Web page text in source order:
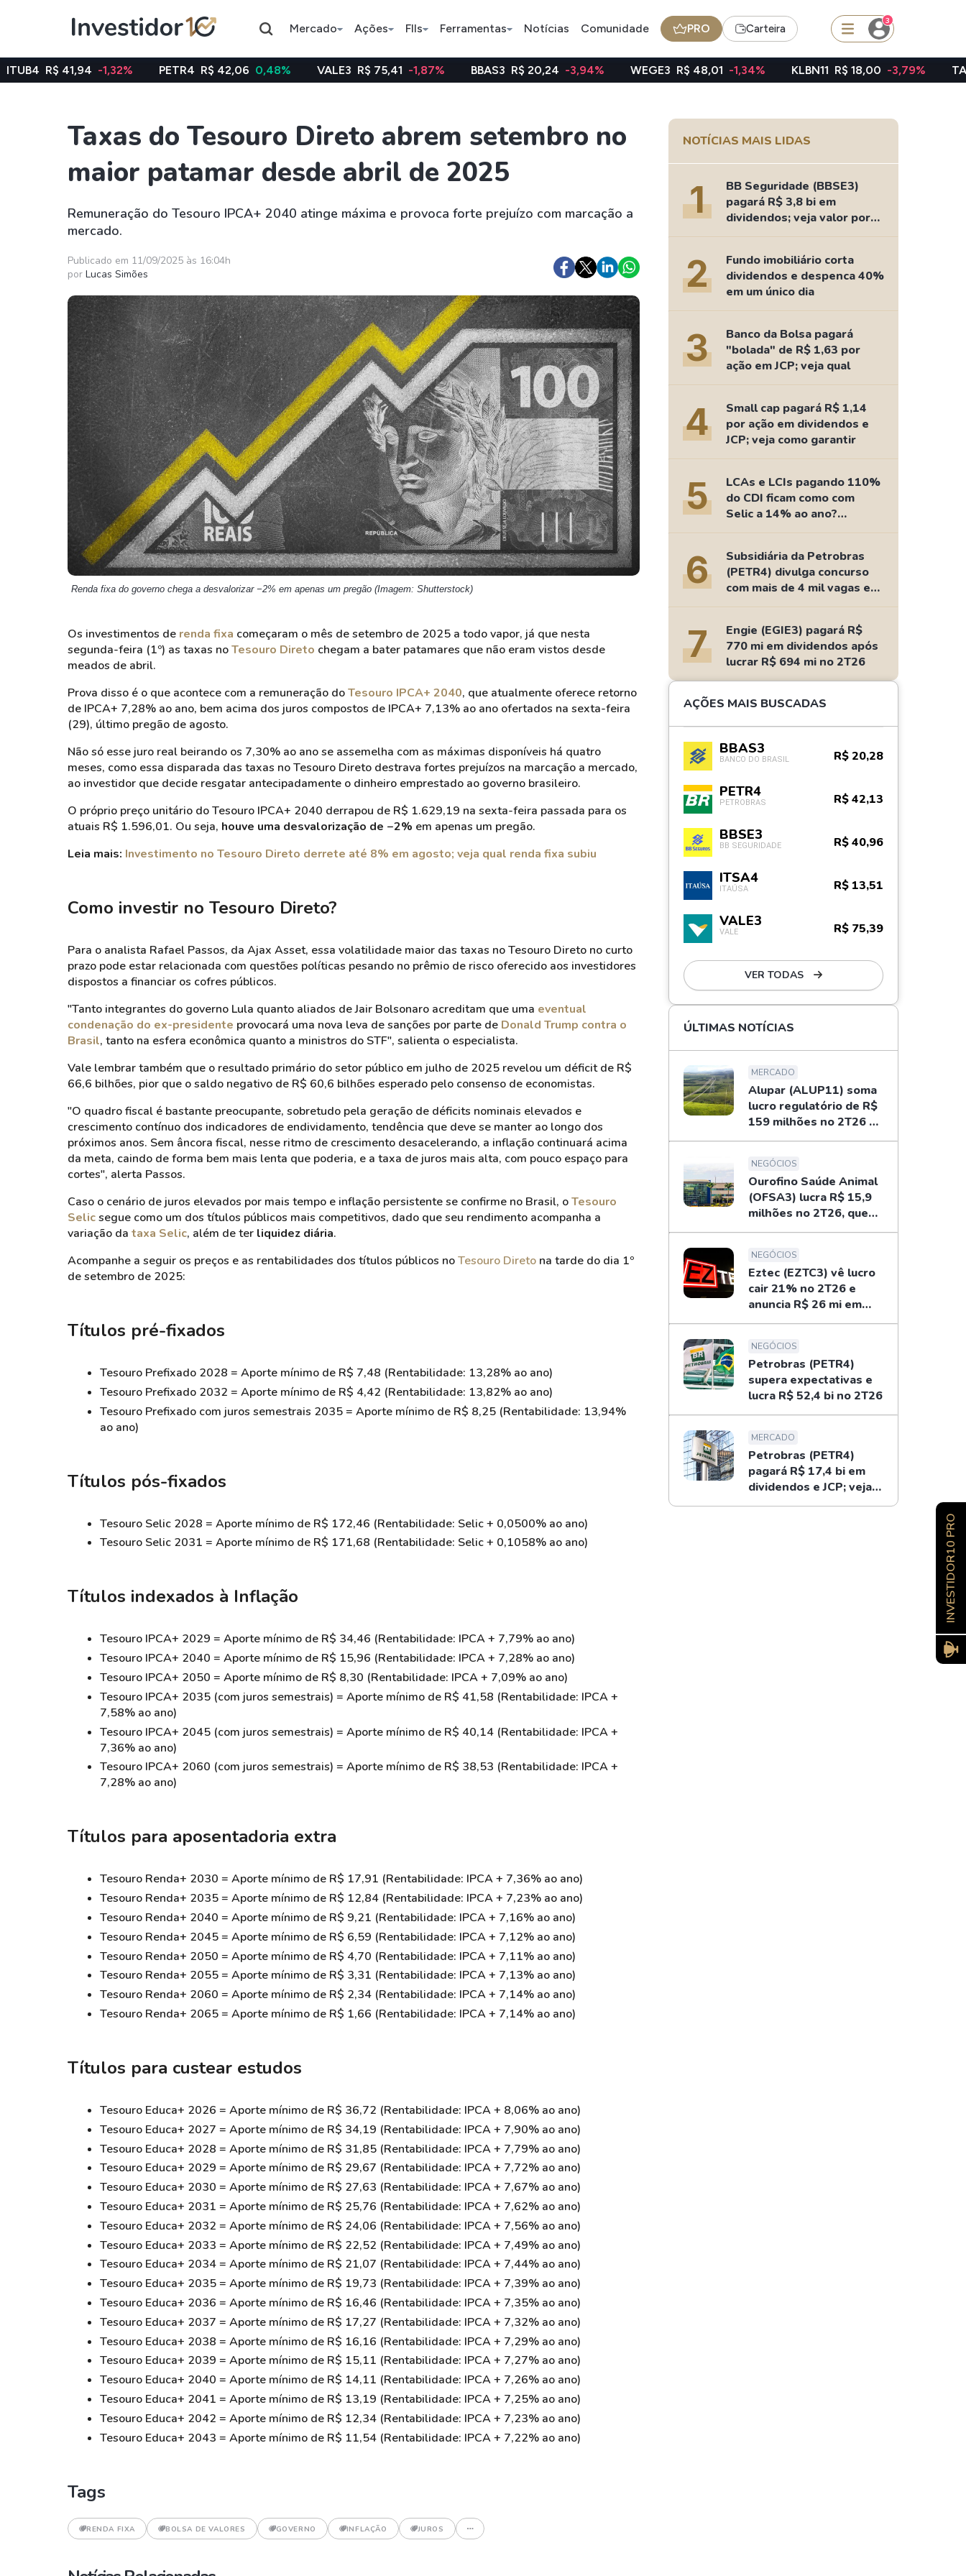
Mercado Ações FIIs Ferramentas Notícias Comunidade PRO Carteira
3
Assuntos do momento
Índice
Ibovespa
Índice
Selic
Índice
Bradesco
Ação
Petrobras TRXF11
Ações
Taesa
Itausa
Ambev
Weg
Klabin
Petrobrás
Ver todos
XPML11
HGLG11
XPLG11
KNRI11
KNCR11
Ver todos
SMAL11
HASH11
GOLD11
XINA11
Ver todos
Amazon
Google
Meta
Coca-Cola
Ver todos
Criptomoedas
Bitcoin
Ethereum
Binance Coin - BNB
Dogecoin
Solana
Cardano
Ver todos
Ideias
Agenda de Dividendos
Radar do Dividendo Inteligente
As Ações Mais Buscadas
Guia do Iniciante
-1,32% PETR4 R$ 42,06 0,48% VALE3 R$ 75,41 -1,87% BBAS3 R$ 20,24 -3,94% WEGE3 R$ 48,01 -1,34% KLBN11 R$ 18,00 -3,79% TAEE11 R$
Taxas do Tesouro Direto abrem setembro no
maior patamar desde abril de 2025
Remuneração do Tesouro IPCA+ 2040 atinge máxima e provoca forte prejuízo com marcação a
mercado.
Publicado em 11/09/2025 às 16:04h
por Lucas Simões
Renda fixa do governo chega a desvalorizar −2% em apenas um pregão (Imagem: Shutterstock)
Os investimentos de renda fixa começaram o mês de setembro de 2025 a todo vapor, já que nesta
segunda-feira (1º) as taxas noTesouro Direto chegam a bater patamares que não eram vistos desde
meados de abril.
Prova disso é o que acontece com a remuneração doTesouro IPCA+ 2040, que atualmente oferece retorno
de IPCA+ 7,28% ao ano, bem acima dos juros compostos de IPCA+ 7,13% ao ano ofertados na sexta-feira
(29), último pregão de agosto.
Não só esse juro real beirando os 7,30% ao ano se assemelha com as máximas disponíveis há quatro
meses, como essa disparada das taxas no Tesouro Direto destrava fortes prejuízos na marcação a mercado,
ao investidor que decide resgatar antecipadamente o dinheiro emprestado ao governo brasileiro.
O próprio preço unitário do Tesouro IPCA+ 2040 derrapou de R$ 1.629,19 na sexta-feira passada para os
atuais R$ 1.596,01. Ou seja, houve uma desvalorização de −2% em apenas um pregão.
Leia mais: Investimento no Tesouro Direto derrete até 8% em agosto; veja qual renda fixa subiu
Como investir no Tesouro Direto?
Para o analista Rafael Passos, da Ajax Asset, essa volatilidade maior das taxas no Tesouro Direto no curto
prazo pode estar relacionada com questões políticas pesando no prêmio de risco oferecido aos investidores
dispostos a financiar os cofres públicos.
"Tanto integrantes do governo Lula quanto aliados de Jair Bolsonaro acreditam que uma eventual
condenação do ex-presidente provocará uma nova leva de sanções por parte de Donald Trump contra o
Brasil, tanto na esfera econômica quanto a ministros do STF", salienta o especialista.
Vale lembrar também que o resultado primário do setor público em julho de 2025 revelou um déficit de R$
66,6 bilhões, pior que o saldo negativo de R$ 60,6 bilhões esperado pelo consenso de economistas.
"O quadro fiscal é bastante preocupante, sobretudo pela geração de déficits nominais elevados e
crescimento contínuo dos indicadores de endividamento, tendência que deve se manter ao longo dos
próximos anos. Sem âncora fiscal, nesse ritmo de crescimento desacelerando, a inflação continuará acima
da meta, caindo de forma bem mais lenta que poderia, e a taxa de juros mais alta, com pouco espaço para
cortes", alerta Passos.
Caso o cenário de juros elevados por mais tempo e inflação persistente se confirme no Brasil, oTesouro
Selicsegue como um dos títulos públicos mais competitivos, dado que seu rendimento acompanha a
variação da taxa Selic, além de ter liquidez diária.
Acompanhe a seguir os preços e as rentabilidades dos títulos públicos noTesouro Direto na tarde do dia 1º
de setembro de 2025:
Títulos pré-fixados
Tesouro Prefixado 2028 = Aporte mínimo de R$ 7,48 (Rentabilidade: 13,28% ao ano)
Tesouro Prefixado 2032 = Aporte mínimo de R$ 4,42 (Rentabilidade: 13,82% ao ano)
Tesouro Prefixado com juros semestrais 2035 = Aporte mínimo de R$ 8,25 (Rentabilidade: 13,94%
ao ano)
Títulos pós-fixados
Tesouro Selic 2028 = Aporte mínimo de R$ 172,46 (Rentabilidade: Selic + 0,0500% ao ano)
Tesouro Selic 2031 = Aporte mínimo de R$ 171,68 (Rentabilidade: Selic + 0,1058% ao ano)
Títulos indexados à Inflação
Tesouro IPCA+ 2029 = Aporte mínimo de R$ 34,46 (Rentabilidade: IPCA + 7,79% ao ano)
Tesouro IPCA+ 2040 = Aporte mínimo de R$ 15,96 (Rentabilidade: IPCA + 7,28% ao ano)
Tesouro IPCA+ 2050 = Aporte mínimo de R$ 8,30 (Rentabilidade: IPCA + 7,09% ao ano)
Tesouro IPCA+ 2035 (com juros semestrais) = Aporte mínimo de R$ 41,58 (Rentabilidade: IPCA +
7,58% ao ano)
Tesouro IPCA+ 2045 (com juros semestrais) = Aporte mínimo de R$ 40,14 (Rentabilidade: IPCA +
7,36% ao ano)
Tesouro IPCA+ 2060 (com juros semestrais) = Aporte mínimo de R$ 38,53 (Rentabilidade: IPCA +
7,28% ao ano)
Títulos para aposentadoria extra
Tesouro Renda+ 2030 = Aporte mínimo de R$ 17,91 (Rentabilidade: IPCA + 7,36% ao ano)
Tesouro Renda+ 2035 = Aporte mínimo de R$ 12,84 (Rentabilidade: IPCA + 7,23% ao ano)
Tesouro Renda+ 2040 = Aporte mínimo de R$ 9,21 (Rentabilidade: IPCA + 7,16% ao ano)
Tesouro Renda+ 2045 = Aporte mínimo de R$ 6,59 (Rentabilidade: IPCA + 7,12% ao ano)
Tesouro Renda+ 2050 = Aporte mínimo de R$ 4,70 (Rentabilidade: IPCA + 7,11% ao ano)
Tesouro Renda+ 2055 = Aporte mínimo de R$ 3,31 (Rentabilidade: IPCA + 7,13% ao ano)
Tesouro Renda+ 2060 = Aporte mínimo de R$ 2,34 (Rentabilidade: IPCA + 7,14% ao ano)
Tesouro Renda+ 2065 = Aporte mínimo de R$ 1,66 (Rentabilidade: IPCA + 7,14% ao ano)
Títulos para custear estudos
Tesouro Educa+ 2026 = Aporte mínimo de R$ 36,72 (Rentabilidade: IPCA + 8,06% ao ano)
Tesouro Educa+ 2027 = Aporte mínimo de R$ 34,19 (Rentabilidade: IPCA + 7,90% ao ano)
Tesouro Educa+ 2028 = Aporte mínimo de R$ 31,85 (Rentabilidade: IPCA + 7,79% ao ano)
Tesouro Educa+ 2029 = Aporte mínimo de R$ 29,67 (Rentabilidade: IPCA + 7,72% ao ano)
Tesouro Educa+ 2030 = Aporte mínimo de R$ 27,63 (Rentabilidade: IPCA + 7,67% ao ano)
Tesouro Educa+ 2031 = Aporte mínimo de R$ 25,76 (Rentabilidade: IPCA + 7,62% ao ano)
Tesouro Educa+ 2032 = Aporte mínimo de R$ 24,06 (Rentabilidade: IPCA + 7,56% ao ano)
Tesouro Educa+ 2033 = Aporte mínimo de R$ 22,52 (Rentabilidade: IPCA + 7,49% ao ano)
Tesouro Educa+ 2034 = Aporte mínimo de R$ 21,07 (Rentabilidade: IPCA + 7,44% ao ano)
Tesouro Educa+ 2035 = Aporte mínimo de R$ 19,73 (Rentabilidade: IPCA + 7,39% ao ano)
Tesouro Educa+ 2036 = Aporte mínimo de R$ 16,46 (Rentabilidade: IPCA + 7,35% ao ano)
Tesouro Educa+ 2037 = Aporte mínimo de R$ 17,27 (Rentabilidade: IPCA + 7,32% ao ano)
Tesouro Educa+ 2038 = Aporte mínimo de R$ 16,16 (Rentabilidade: IPCA + 7,29% ao ano)
Tesouro Educa+ 2039 = Aporte mínimo de R$ 15,11 (Rentabilidade: IPCA + 7,27% ao ano)
Tesouro Educa+ 2040 = Aporte mínimo de R$ 14,11 (Rentabilidade: IPCA + 7,26% ao ano)
Tesouro Educa+ 2041 = Aporte mínimo de R$ 13,19 (Rentabilidade: IPCA + 7,25% ao ano)
Tesouro Educa+ 2042 = Aporte mínimo de R$ 12,34 (Rentabilidade: IPCA + 7,23% ao ano)
Tesouro Educa+ 2043 = Aporte mínimo de R$ 11,54 (Rentabilidade: IPCA + 7,22% ao ano)
Tags
RENDA FIXA BOLSA DE VALORES GOVERNO INFLAÇÃO JUROS
NOTÍCIAS MAIS LIDAS
1
BB Seguridade (BBSE3)
pagará R$ 3,8 bi em
dividendos; veja valor por
ação
2
Fundo imobiliário corta
dividendos e despenca 40%
em um único dia
3
Banco da Bolsa pagará
"bolada" de R$ 1,63 por
ação em JCP; veja qual
4
Small cap pagará R$ 1,14
por ação em dividendos e
JCP; veja como garantir
5
LCAs e LCIs pagando 110%
do CDI ficam como com
Selic a 14% ao ano?
Fizemos as contas
6
Subsidiária da Petrobras
(PETR4) divulga concurso
com mais de 4 mil vagas e
salários de até R$ 15 mil
7
Engie (EGIE3) pagará R$
770 mi em dividendos após
lucrar R$ 694 mi no 2T26
AÇÕES MAIS BUSCADAS
BBAS3
BANCO DO BRASIL R$ 20,28
PETR4
PETROBRAS R$ 42,13
BBSE3
BB SEGURIDADE R$ 40,96
ITSA4
ITAÚSA R$ 13,51
VALE3
VALE R$ 75,39
VER TODAS
ÚLTIMAS NOTÍCIAS
MERCADO
Alupar (ALUP11) soma
lucro regulatório de R$
159 milhões no 2T26 e
libera dividendos
NEGÓCIOS
Ourofino Saúde Animal
(OFSA3) lucra R$ 15,9
milhões no 2T26, queda
de 33%
NEGÓCIOS
Eztec (EZTC3) vê lucro
cair 21% no 2T26 e
anuncia R$ 26 mi em
dividendos
NEGÓCIOS
Petrobras (PETR4)
supera expectativas e
lucra R$ 52,4 bi no 2T26
MERCADO
Petrobras (PETR4)
pagará R$ 17,4 bi em
dividendos e JCP; veja
como receber
INVESTIDOR10 PRO